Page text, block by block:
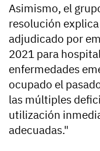
Asimismo, el
resolución
adjudicado por
2021 para
enfermedades
ocupado el
las múltiples
utilización
adecuadas."